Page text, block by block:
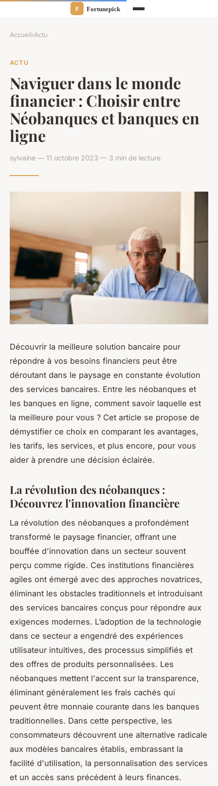
Accueil›Actu
ACTU
Naviguer dans le monde
financier : Choisir entre
Néobanques et banques en
ligne
sylvaine — 11 octobre 2023 — 3 min de lecture
Découvrir la meilleure solution bancaire pour
répondre à vos besoins financiers peut être
déroutant dans le paysage en constante évolution
des services bancaires. Entre les néobanques et
les banques en ligne, comment savoir laquelle est
la meilleure pour vous ? Cet article se propose de
démystifier ce choix en comparant les avantages,
les tarifs, les services, et plus encore, pour vous
aider à prendre une décision éclairée.
La révolution des néobanques :
Découvrez l'innovation financière
La révolution des néobanques a profondément
transformé le paysage financier, offrant une
bouffée d'innovation dans un secteur souvent
perçu comme rigide. Ces institutions financières
agiles ont émergé avec des approches novatrices,
éliminant les obstacles traditionnels et introduisant
des services bancaires conçus pour répondre aux
exigences modernes. L’adoption de la technologie
dans ce secteur a engendré des expériences
utilisateur intuitives, des processus simplifiés et
des offres de produits personnalisées. Les
néobanques mettent l'accent sur la transparence,
éliminant généralement les frais cachés qui
peuvent être monnaie courante dans les banques
traditionnelles. Dans cette perspective, les
consommateurs découvrent une alternative radicale
aux modèles bancaires établis, embrassant la
facilité d'utilisation, la personnalisation des services
et un accès sans précédent à leurs finances.